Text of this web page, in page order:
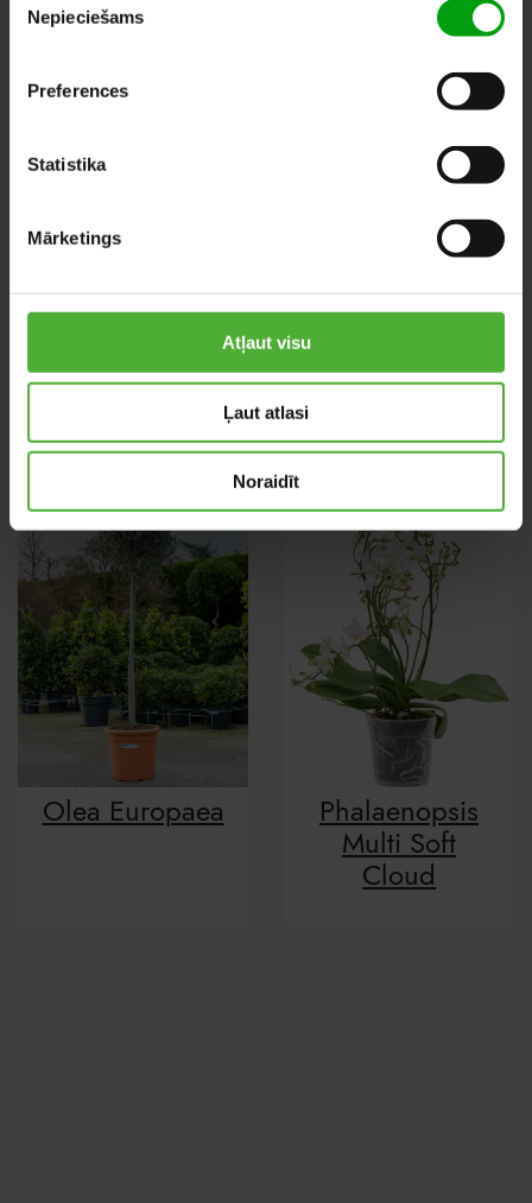
izvēle
Nepieciešams
Preferences
Statistika
Mārketings
Atļaut visu
Ļaut atlasi
Noraidīt
Oerstediana
Tassmania
Olea Europaea
Phalaenopsis
Multi Soft
Cloud